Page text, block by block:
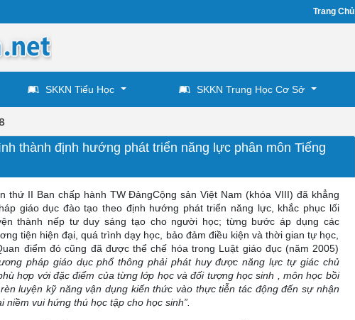
Trang Chủ
SKKN Tiểu Học SKKN Trung Học Cơ Sở
thành định hướng phát triển năng lực phân môn Tiếng
thứ II Ban chấp hành TW ĐảngCộng sản Việt Nam (khóa VIII) đã khẳng
giáo dục đào tạo theo định hướng phát triển năng lực, khắc phục lối
thành nếp tư duy sáng tạo cho người học; từng bước áp dụng các
tiện hiện đại, quá trình dạy học, bảo đảm điều kiện và thời gian tự học,
điểm đó cũng đã được thể chế hóa trong Luật giáo đục (năm 2005)
pháp giáo dục phổ thông phải phát huy được năng lực tự giác chủ
hợp với đặc điểm của từng lớp học và đối tượng học sinh , môn học bồi
luyện kỹ năng vận dụng kiến thức vào thực tiễn tác động đến sự nhận
vui hứng thú học tập cho học sinh”.